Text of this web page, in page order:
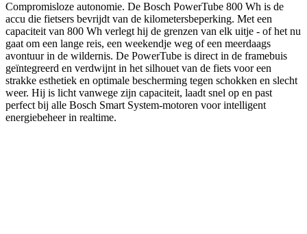
Compromisloze autonomie. De Bosch PowerTube 800 Wh is de
accu die fietsers bevrijdt van de kilometersbeperking. Met een
capaciteit van 800 Wh verlegt hij de grenzen van elk uitje - of het nu
gaat om een ​​lange reis, een weekendje weg of een meerdaags
avontuur in de wildernis. De PowerTube is direct in de framebuis
geïntegreerd en verdwijnt in het silhouet van de fiets voor een
strakke esthetiek en optimale bescherming tegen schokken en slecht
weer. Hij is licht vanwege zijn capaciteit, laadt snel op en past
perfect bij alle Bosch Smart System-motoren voor intelligent
energiebeheer in realtime.